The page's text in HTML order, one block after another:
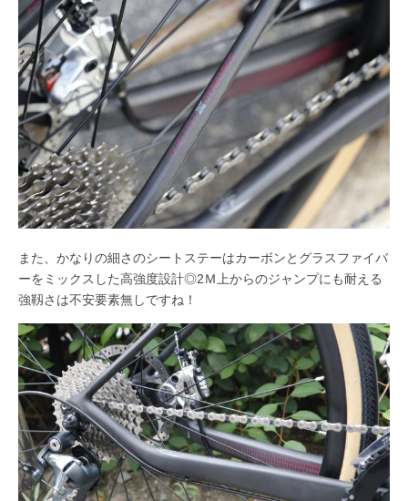
また、かなりの細さのシートステーはカーボンとグラスファイバ
ーをミックスした高強度設計◎2Ｍ上からのジャンプにも耐える
強靱さは不安要素無しですね！